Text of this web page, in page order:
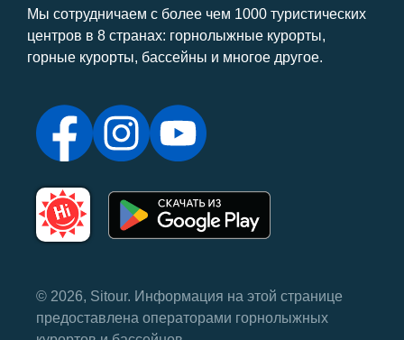
Мы сотрудничаем с более чем 1000 туристических
центров в 8 странах: горнолыжные курорты,
горные курорты, бассейны и многое другое.
© 2026, Sitour. Информация на этой странице
предоставлена ​​операторами горнолыжных